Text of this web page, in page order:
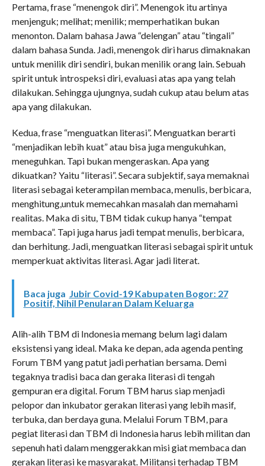
Pertama, frase “menengok diri”. Menengok itu artinya
menjenguk; melihat; menilik; memperhatikan bukan
menonton. Dalam bahasa Jawa “delengan” atau “tingali”
dalam bahasa Sunda. Jadi, menengok diri harus dimaknakan
untuk menilik diri sendiri, bukan menilik orang lain. Sebuah
spirit untuk introspeksi diri, evaluasi atas apa yang telah
dilakukan. Sehingga ujungnya, sudah cukup atau belum atas
apa yang dilakukan.
Kedua, frase “menguatkan literasi”. Menguatkan berarti
“menjadikan lebih kuat” atau bisa juga mengukuhkan,
meneguhkan. Tapi bukan mengeraskan. Apa yang
dikuatkan? Yaitu “literasi”. Secara subjektif, saya memaknai
literasi sebagai keterampilan membaca, menulis, berbicara,
menghitung,untuk memecahkan masalah dan memahami
realitas. Maka di situ, TBM tidak cukup hanya “tempat
membaca”. Tapi juga harus jadi tempat menulis, berbicara,
dan berhitung. Jadi, menguatkan literasi sebagai spirit untuk
memperkuat aktivitas literasi. Agar jadi literat.
Baca juga Jubir Covid-19 Kabupaten Bogor: 27
Positif, Nihil Penularan Dalam Keluarga
Alih-alih TBM di Indonesia memang belum lagi dalam
eksistensi yang ideal. Maka ke depan, ada agenda penting
Forum TBM yang patut jadi perhatian bersama. Demi
tegaknya tradisi baca dan geraka literasi di tengah
gempuran era digital. Forum TBM harus siap menjadi
pelopor dan inkubator gerakan literasi yang lebih masif,
terbuka, dan berdaya guna. Melalui Forum TBM, para
pegiat literasi dan TBM di Indonesia harus lebih militan dan
sepenuh hati dalam menggerakkan misi giat membaca dan
gerakan literasi ke masyarakat. Militansi terhadap TBM